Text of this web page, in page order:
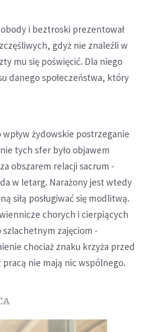
i beztroski prezentował
gdyż nie znaleźli w
mu się poświęcić. Dla niego
danego społeczeństwa, który
żydowskie postrzeganie
tych sfer było objawem
obszarem relacji sacrum -
w letarg. Narażony jest wtedy
siłą posługiwać się modlitwą.
chorych i cierpiących
szlachetnym zajęciom -
chociaż znaku krzyża przed
nie mają nic wspólnego.